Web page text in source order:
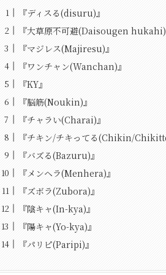
『ディスる(disuru)』
『大草原不可避(Daisougen hukahi)
『マジレス(Majiresu)』
『ワンチャン(Wanchan)』
『KY』
『脳筋(Noukin)』
『チャラい(Charai)』
『チキン/チキってる(Chikin/
『バズる(Bazuru)』
『メンヘラ(Menhera)』
『ズボラ(Zubora)』
『陰キャ(In-kya)』
『陽キャ(Yo-kya)』
『パリピ(Paripi)』